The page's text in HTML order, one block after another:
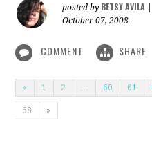
posted by BETSY AVILA
October 07, 2008
COMMENT SHARE
« 1 2 60 61
68 »